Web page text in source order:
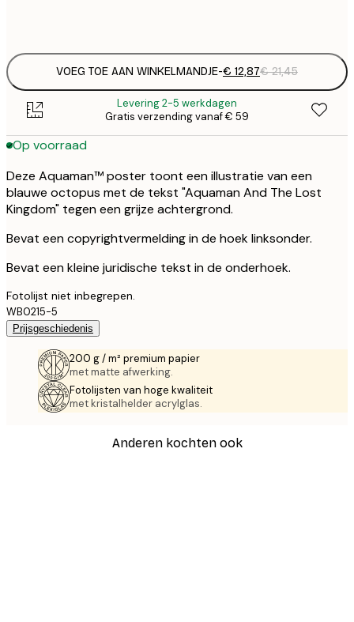
VOEG TOE AAN WINKELMANDJE-€ 12,87€ 21,45
Levering 2-5 werkdagen
Gratis verzending vanaf € 59
Op voorraad
Deze Aquaman™ poster toont een illustratie van een
blauwe octopus met de tekst "Aquaman And The Lost
Kingdom" tegen een grijze achtergrond.
Bevat een copyrightvermelding in de hoek linksonder.
Bevat een kleine juridische tekst in de onderhoek.
Fotolijst niet inbegrepen.
WB0215-5
Prijsgeschiedenis
200 g / m² premium papier
met matte afwerking.
Fotolijsten van hoge kwaliteit
met kristalhelder acrylglas.
Anderen kochten ook